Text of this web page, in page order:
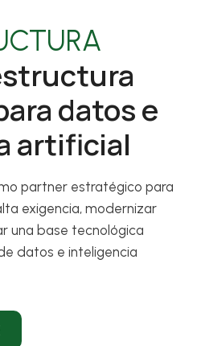
datos e
artificial
partner estratégico para
exigencia, modernizar
una base tecnológica
datos e inteligencia